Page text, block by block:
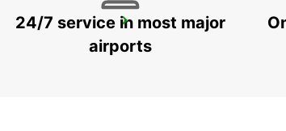
BILBAO MAIN
24/7 service in most major
airports